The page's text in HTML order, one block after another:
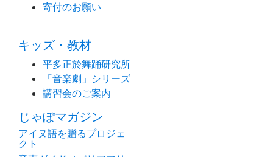
寄付のお願い
キッズ・教材
平多正於舞踊研究所
「音楽劇」シリーズ
講習会のご案内
じゃぽマガジン
アイヌ語を贈るプロジェ
クト